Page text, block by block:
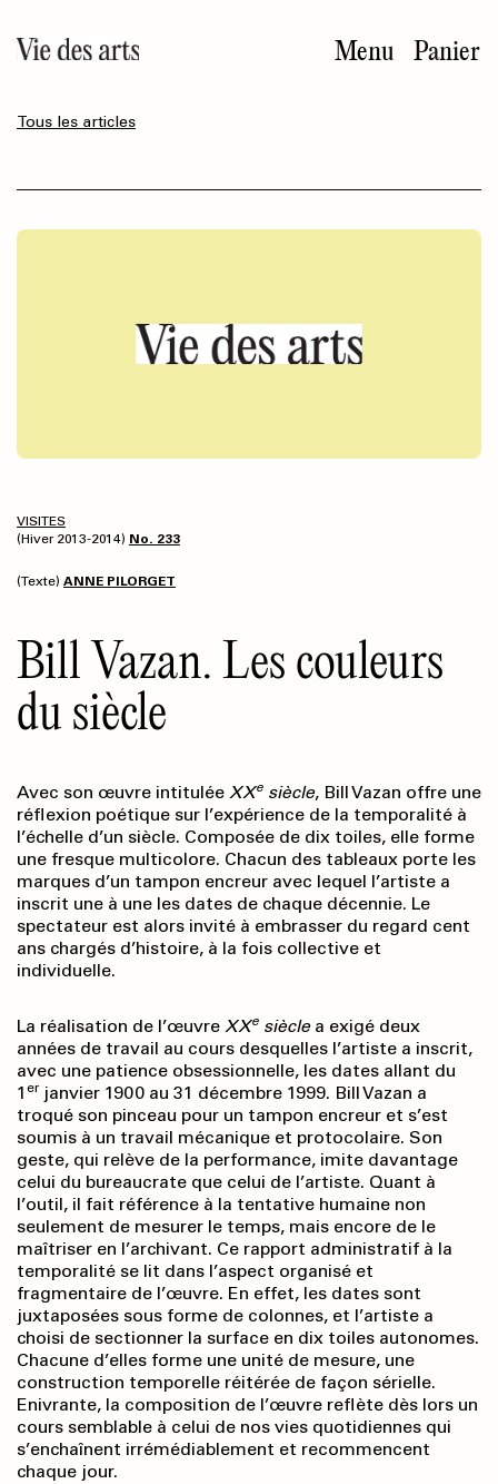
au
contenu
Menu Panier
Tous les articles
VISITES
(Hiver 2013-2014) No. 233
(Texte) ANNE PILORGET
Bill Vazan. Les couleurs
du siècle
Avec son œuvre intitulée XXe siècle, Bill Vazan offre une
réflexion poétique sur l’expérience de la temporalité à
l’échelle d’un siècle. Composée de dix toiles, elle forme
une fresque multicolore. Chacun des tableaux porte les
marques d’un tampon encreur avec lequel l’artiste a
inscrit une à une les dates de chaque décennie. Le
spectateur est alors invité à embrasser du regard cent
ans chargés d’histoire, à la fois collective et
individuelle.
La réalisation de l’œuvre XXe sièclea exigé deux
années de travail au cours desquelles l’artiste a inscrit,
avec une patience obsessionnelle, les dates allant du
1 erjanvier 1900 au 31 décembre 1999. Bill Vazan a
troqué son pinceau pour un tampon encreur et s’est
soumis à un travail mécanique et protocolaire. Son
geste, qui relève de la performance, imite davantage
celui du bureaucrate que celui de l’artiste. Quant à
l’outil, il fait référence à la tentative humaine non
seulement de mesurer le temps, mais encore de le
maîtriser en l’archivant. Ce rapport administratif à la
temporalité se lit dans l’aspect organisé et
fragmentaire de l’œuvre. En effet, les dates sont
juxtaposées sous forme de colonnes, et l’artiste a
choisi de sectionner la surface en dix toiles autonomes.
Chacune d’elles forme une unité de mesure, une
construction temporelle réitérée de façon sérielle.
Enivrante, la composition de l’œuvre reflète dès lors un
cours semblable à celui de nos vies quotidiennes qui
s’enchaînent irrémédiablement et recommencent
chaque jour.